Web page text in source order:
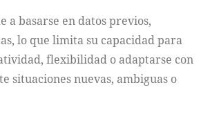
a basarse en datos previos,
lo que limita su capacidad para
flexibilidad o adaptarse con
situaciones nuevas, ambiguas o